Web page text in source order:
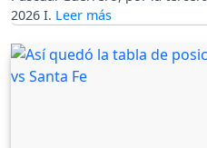
2026 I.